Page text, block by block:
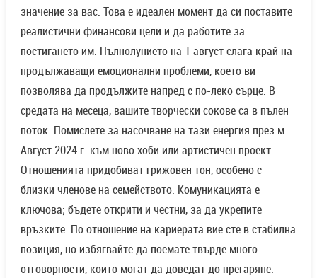
значение за вас. Това е идеален момент да си поставите
реалистични финансови цели и да работите за
постигането им. Пълнолунието на 1 август слага край на
продължаващи емоционални проблеми, което ви
позволява да продължите напред с по-леко сърце. В
средата на месеца, вашите творчески сокове са в пълен
поток. Помислете за насочване на тази енергия през м.
Август 2024 г. към ново хоби или артистичен проект.
Отношенията придобиват грижовен тон, особено с
близки членове на семейството. Комуникацията е
ключова; бъдете открити и честни, за да укрепите
връзките. По отношение на кариерата вие сте в стабилна
позиция, но избягвайте да поемате твърде много
отговорности, които могат да доведат до прегаряне.